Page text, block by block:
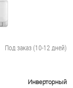
Под заказ (10-12 дней)
Инверторный